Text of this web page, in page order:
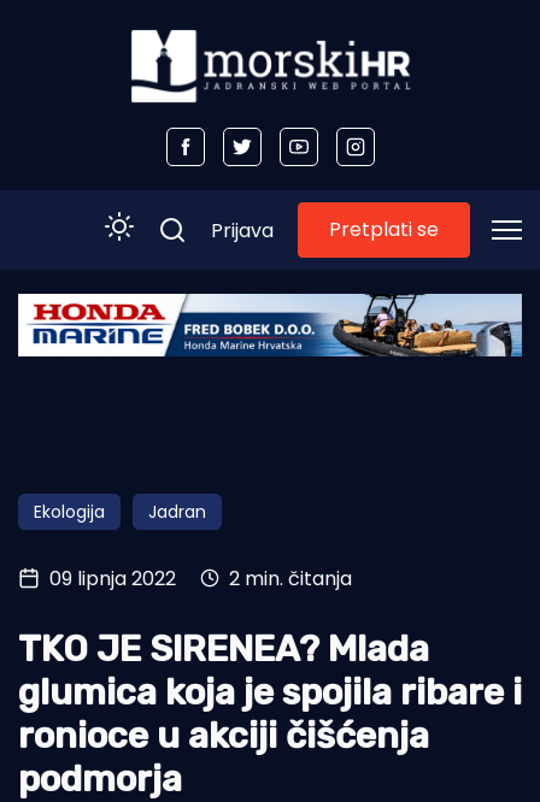
Početna
Obala
Otoci
Turizam i nautika
Pomorstvo
Ribolov
Ekologija
Tradicija i kultura
Prijava Pretplati se
Ekologija Jadran
09 lipnja 2022 2 min. čitanja
TKO JE SIRENEA? Mlada
glumica koja je spojila ribare i
ronioce u akciji čišćenja
podmorja